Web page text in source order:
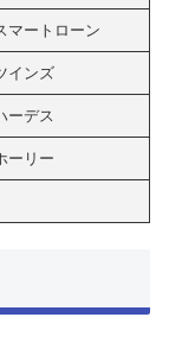
マートローン
インズ
ーデス
ーリー